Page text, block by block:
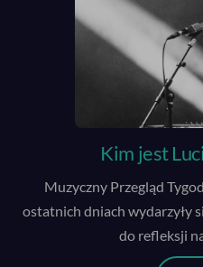
Kim jest
Muzyczny Przegląd
ostatnich dniach wydarzyły
do refleksji